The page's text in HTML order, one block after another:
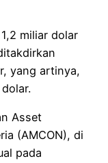
miliar dolar
yang artinya,
Asset
(AMCON), di
pada